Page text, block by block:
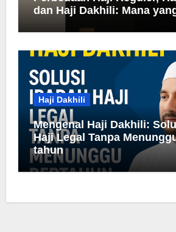
dan Haji Dakhili: Mana
Haji Dakhili
Mengenal Haji Dakhili:
Haji Legal Tanpa
tahun